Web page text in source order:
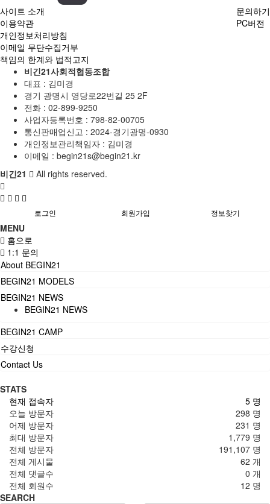
사이트 소개
이용약관
개인정보처리방침
이메일 무단수집거부
책임의 한계와 법적고지
문의하기
PC버전
비긴21사회적협동조합
대표 : 김미경
경기 광명시 영당로22번길 25 2F
전화 : 02-899-9250
사업자등록번호 : 798-82-00705
통신판매업신고 : 2024-경기광명-0930
개인정보관리책임자 : 김미경
이메일 : begin21s@begin21.kr
비긴21
All rights reserved.
로그인 회원가입 정보찾기
MENU
홈으로
1:1 문의
About BEGIN21
BEGIN21 MODELS
BEGIN21 NEWS
BEGIN21 NEWS
BEGIN21 CAMP
수강신청
Contact Us
STATS
5 명
현재 접속자
298 명
오늘 방문자
231 명
어제 방문자
1,779 명
최대 방문자
191,107 명
전체 방문자
62 개
전체 게시물
0 개
전체 댓글수
12 명
전체 회원수
SEARCH